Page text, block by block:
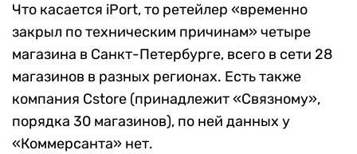
Что касается iPort, то ретейлер «временно
закрыл по техническим причинам» четыре
магазина в Санкт-Петербурге, всего в сети 28
магазинов в разных регионах. Есть также
компания Cstore (принадлежит «Связному»,
порядка 30 магазинов), по ней данных у
«Коммерсанта» нет.